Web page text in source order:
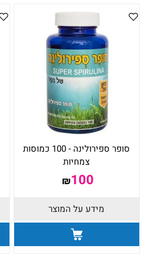
סופר ספירולינה - 100 כמוסות
צמחיות
₪100
מידע על המוצר